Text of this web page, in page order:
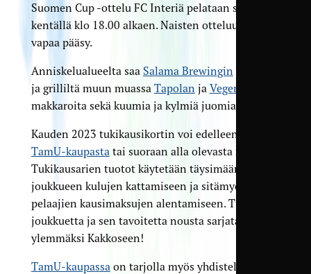
Suomen Cup -ottelu FC Interiä pelataan samalla
kentällä klo 18.00 alkaen. Naisten otteluun on
vapaa pääsy.
Anniskelualueelta saa Salama Brewingin
ja grilliltä muun muassa Tapolan ja Vegemin
makkaroita sekä kuumia ja kylmiä juomia.
Kauden 2023 tukikausikortin voi edelleen ostaa
TamU-kaupastatai suoraan alla olevasta napista.
Tukikausarien tuotot käytetään täysimääräisesti
joukkueen kulujen kattamiseen ja sitämyötä
pelaajien kausimaksujen alentamiseen. Tue siis
joukkuetta ja sen tavoitetta nousta sarjatasoa
ylemmäksi Kakkoseen!
TamU-kaupassaon tarjolla myös yhdistelmiä,